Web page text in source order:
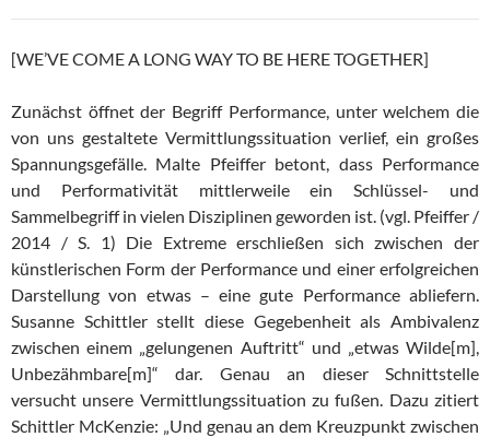
[WE’VE COME A LONG WAY TO BE HERE TOGETHER]
Zunächst öffnet der Begriff Performance, unter welchem die
von uns gestaltete Vermittlungssituation verlief, ein großes
Spannungsgefälle. Malte Pfeiffer betont, dass Performance
und Performativität mittlerweile ein Schlüssel- und
Sammelbegriff in vielen Disziplinen geworden ist. (vgl. Pfeiffer /
2014 / S. 1) Die Extreme erschließen sich zwischen der
künstlerischen Form der Performance und einer erfolgreichen
Darstellung von etwas – eine gute Performance abliefern.
Susanne Schittler stellt diese Gegebenheit als Ambivalenz
zwischen einem „gelungenen Auftritt“ und „etwas Wilde[m],
Unbezähmbare[m]“ dar. Genau an dieser Schnittstelle
versucht unsere Vermittlungssituation zu fußen. Dazu zitiert
Schittler McKenzie: „Und genau an dem Kreuzpunkt zwischen